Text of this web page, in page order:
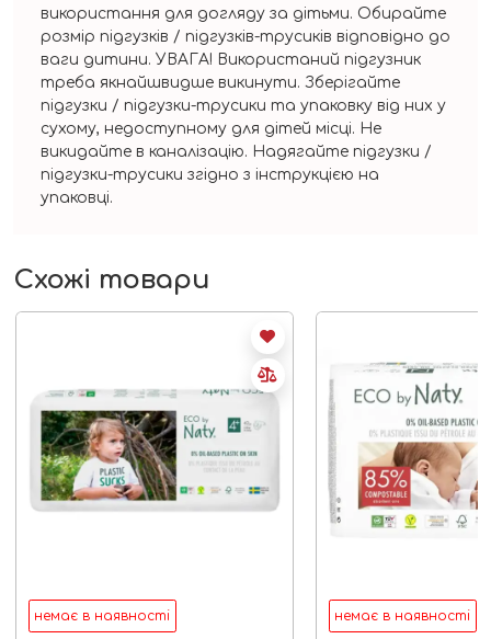
використання для догляду за дітьми. Обирайте
розмір підгузків / підгузків-трусиків відповідно до
ваги дитини. УВАГА! Використаний підгузник
треба якнайшвидше викинути. Зберігайте
підгузки / підгузки-трусики та упаковку від них у
сухому, недоступному для дітей місці. Не
викидайте в каналізацію. Надягайте підгузки /
підгузки-трусики згідно з інструкцією на
упаковці.
Схожі товари
немає в наявності немає в наявності